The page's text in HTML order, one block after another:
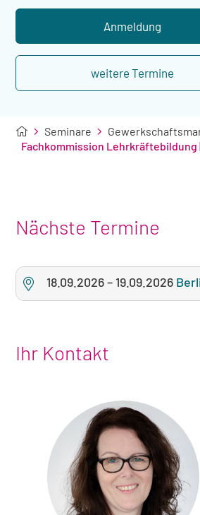
Übernachtung
Anmeldung
weitere Termine
Seminare
Fachkommission Lehrkräftebildung
Nächste Termine
18.09.2026– 19.09.2026
Ihr Kontakt
Foto
von
Christina
Hofmann